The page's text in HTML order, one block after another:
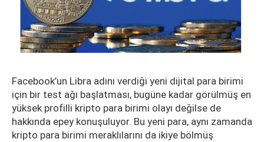
Facebook’un Libra adını verdiği yeni dijital para birimi
için bir test ağı başlatması, bugüne kadar görülmüş en
yüksek profilli kripto para birimi olayı değilse de
hakkında epey konuşuluyor. Bu yeni para, aynı zamanda
kripto para birimi meraklılarını da ikiye bölmüş